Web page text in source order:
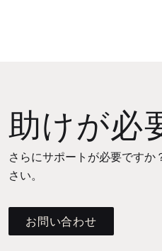
助けが必
さらにサポートが必要ですか
さい。
お問い合わせ